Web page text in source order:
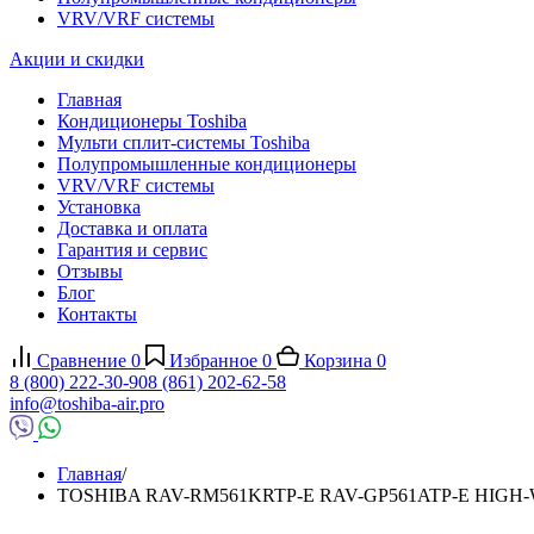
VRV/VRF системы
Акции и скидки
Главная
Кондиционеры Toshiba
Мульти сплит-системы Toshiba
Полупромышленные кондиционеры
VRV/VRF системы
Установка
Доставка и оплата
Гарантия и сервис
Отзывы
Блог
Контакты
Сравнение 0 Избранное 0 Корзина 0
8 (800) 222-30-908 (861) 202-62-58
info@toshiba-air.pro
Главная/
TOSHIBA RAV-RM561KRTP-E RAV-GP561ATP-E